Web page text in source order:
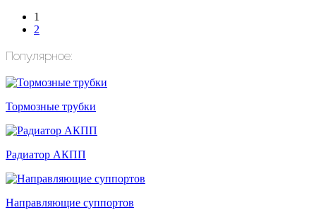
1
2
Популярное:
Тормозные трубки
Радиатор АКПП
Направляющие суппортов